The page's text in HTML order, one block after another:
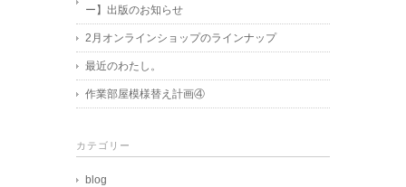
ー】出版のお知らせ
2月オンラインショップのラインナップ
最近のわたし。
作業部屋模様替え計画④
カテゴリー
blog